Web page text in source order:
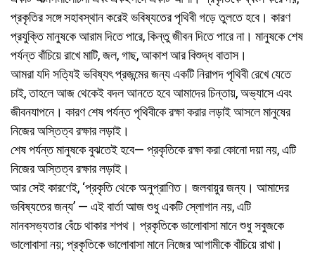
প্রকৃতির সঙ্গে সহাবস্থান করেই ভবিষ্যতের পৃথিবী গড়ে তুলতে হবে। কারণ
প্রযুক্তি মানুষকে আরাম দিতে পারে, কিন্তু জীবন দিতে পারে না। মানুষকে শেষ
পর্যন্ত বাঁচিয়ে রাখে মাটি, জল, গাছ, আকাশ আর বিশুদ্ধ বাতাস।
আমরা যদি সত্যিই ভবিষ্যৎ প্রজন্মের জন্য একটি নিরাপদ পৃথিবী রেখে যেতে
চাই, তাহলে আজ থেকেই বদল আনতে হবে আমাদের চিন্তায়, অভ্যাসে এবং
জীবনযাপনে। কারণ শেষ পর্যন্ত পৃথিবীকে রক্ষা করার লড়াই আসলে মানুষের
নিজের অস্তিত্ব রক্ষার লড়াই।
শেষ পর্যন্ত মানুষকে বুঝতেই হবে— প্রকৃতিকে রক্ষা করা কোনো দয়া নয়, এটি
নিজের অস্তিত্ব রক্ষার লড়াই।
আর সেই কারণেই, ‘প্রকৃতি থেকে অনুপ্রাণিত। জলবায়ুর জন্য। আমাদের
ভবিষ্যতের জন্য’ — এই বার্তা আজ শুধু একটি স্লোগান নয়, এটি
মানবসভ্যতার বেঁচে থাকার শপথ। প্রকৃতিকে ভালোবাসা মানে শুধু সবুজকে
ভালোবাসা নয়; প্রকৃতিকে ভালোবাসা মানে নিজের আগামীকে বাঁচিয়ে রাখা।